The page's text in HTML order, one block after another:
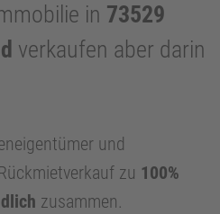
in 73529
verkaufen aber darin
und
zu 100%
zusammen.